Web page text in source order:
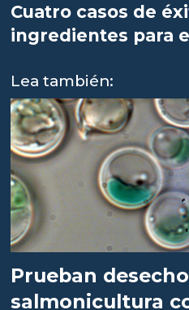
Cuatro casos de
ingredientes para
Lea también:
Prueban
salmonicultura